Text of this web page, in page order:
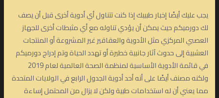
يجب عليك أيضًا إخبار طبيبك إذا كنت تتناول أي أدوية أخرى قبل أن يصف
لك دورميكم حيث يمكن أن يؤدي تناوله مع أي مثبطات أخرى للجهاز
العصبي المركزي مثل الأدوية والعقاقير غير المشروعة أو المنتجات
العشبية إلى حدوث آثار جانبية خطيرة أو تهدد الحياة وتم إدراج دورميكم
في قائمة الأدوية الأساسية لمنظمة الصحة العالمية لعام 2019
ولكنه مصنف أيضًا على أنه أحد أدوية الجدول الرابع في الولايات المتحدة
مما يعني أن له استخدامات طبية ولكن لا يزال من المحتمل إساءة